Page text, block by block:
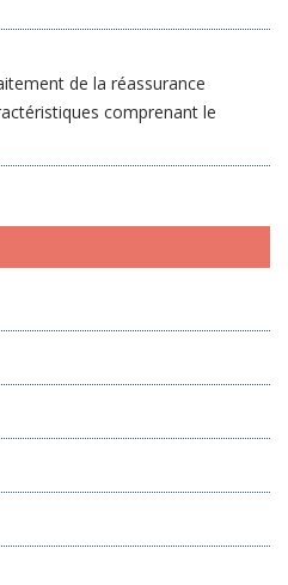
de la réassurance
comprenant le